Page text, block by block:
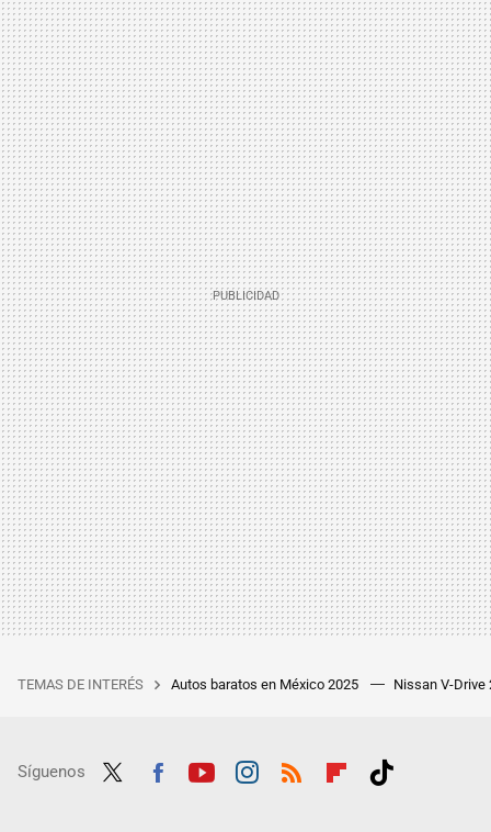
TEMAS DE INTERÉS Autos baratos en México 2025 Nissan V-Drive
Síguenos